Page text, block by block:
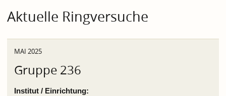
Aktuelle Ringversuche
MAI 2025
Gruppe 236
Institut / Einrichtung: